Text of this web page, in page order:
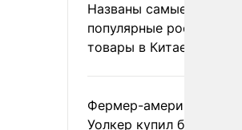
Названы самые
популярные российские
товары в Китае
Фермер-американец
Уолкер купил билет в